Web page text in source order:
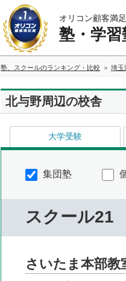
オリコン顧客満
塾・学習
塾、スクールのランキング・比較 埼玉
北与野周辺の校舎
大学受験
集団塾
スクール21
さいたま本部教